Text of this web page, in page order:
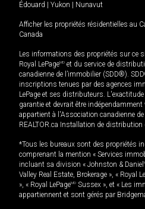
Édouard
Yukon Nunavut
Afficher les propriétés résidentielles au
Canada
Les informations des propriétés sur ce
Royal LePageMD et du service de
canadienne de l’immobilier (SDD®).
inscriptions tenues par des agences
LePage et ses distributeurs.
garantie et devrait être
appartient à l'Association canadienne
REALTOR.ca Installation de distribution
*Tous les bureaux sont des propriétés
comprenant la mention « Services
incluant sa division « Johnston & Daniel
Valley Real Estate, Brokerage », « Royal
», « Royal LePageMD Sussex », et « Les
appartiennent et sont gérés par